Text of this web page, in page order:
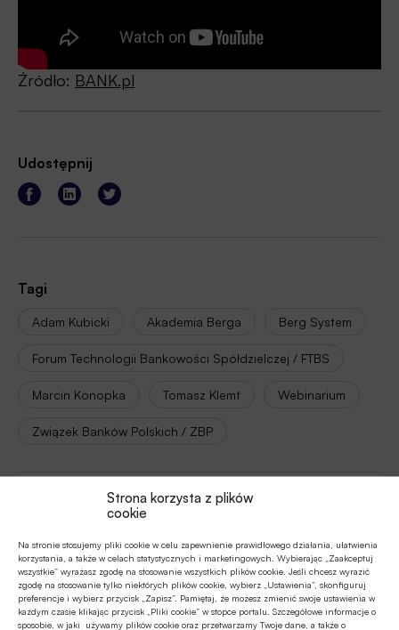
Strona korzysta z plików
cookie
Na stronie stosujemy pliki cookie w celu zapewnienie prawidłowego działania, ułatwienia
korzystania, a także w celach statystycznych i marketingowych. Wybierając „Zaakceptuj
wszystkie” wyrażasz zgodę na stosowanie wszystkich plików cookie. Jeśli chcesz wyrazić
zgodę na stosowanie tylko niektórych plików cookie, wybierz „Ustawienia”, skonfiguruj
preferencje i wybierz przycisk „Zapisz”. Pamiętaj, że możesz zmienić swoje ustawienia w
każdym czasie klikając przycisk „Pliki cookie” w stopce portalu. Szczegółowe informacje o
sposobie, w jaki używamy plików cookie oraz przetwarzamy Twoje dane, a także o
Źródło: BANK.pl
Udostępnij
Tagi
Adam Kubicki Akademia Berga Berg System
Forum Technologii Bankowości Spółdzielczej / FTBS
Marcin Konopka Tomasz Klemt Webinarium
Związek Banków Polskich / ZBP
Źródło
BANK.pl